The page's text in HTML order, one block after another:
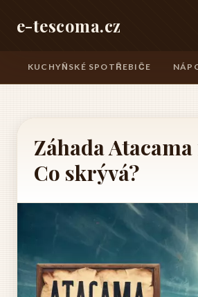
e-tescoma.cz
KUCHYŇSKÉ SPOTŘEBIČE
Záhada
Co skrývá?